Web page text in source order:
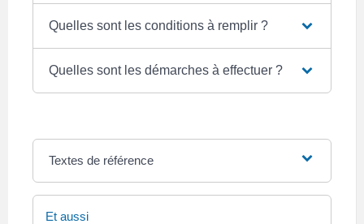
Quelles sont les conditions à remplir ?
Quelles sont les démarches à effectuer ?
Textes de référence
Et aussi